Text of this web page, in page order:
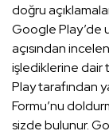
doğru
Google Play’de
açısından
işlediklerine dair
Play tarafından
Formu’nu
sizde bulunur.